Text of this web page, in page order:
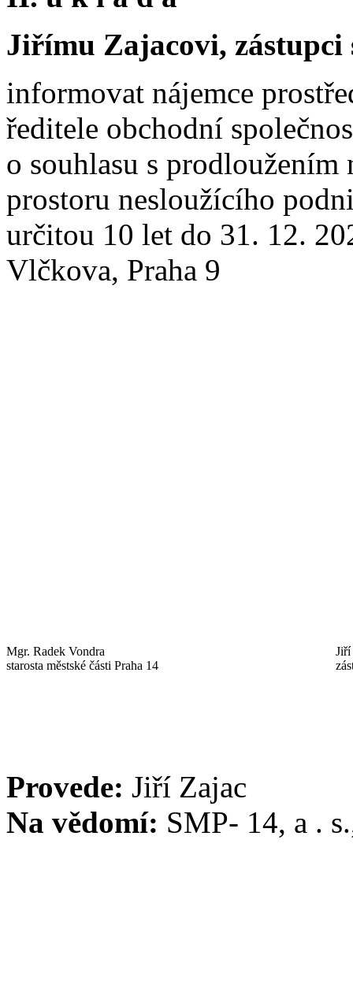
Jiřímu Zajacovi, zástupci
informovat nájemce
ředitele obchodní
o souhlasu s
prostoru nesloužícího
určitou 10 let do 31. 12.
Vlčkova, Praha 9
Mgr. Radek Vondra
starosta městské části Praha 14
Jiří
Provede: Jiří Zajac
Na vědomí: SMP- 14, a .